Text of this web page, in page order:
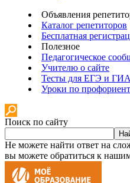
Объявления
Каталог репетиторов
Бесплатная
Полезное
Педагогическое
Учителю о сайте
Тесты для ЕГЭ и ГИА
Уроки по
Поиск по сайту
Не можете найти ответ на
вы можете обратиться к